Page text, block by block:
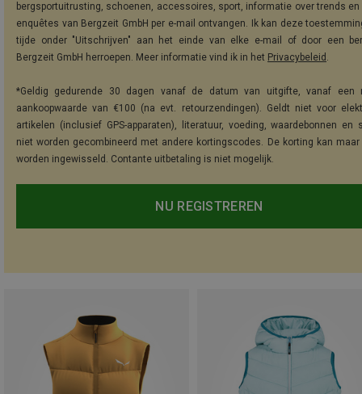
bergsportuitrusting, schoenen, accessoires, sport, informatie over trends
enquêtes van Bergzeit GmbH per e-mail ontvangen. Ik kan deze
tijde onder "Uitschrijven" aan het einde van elke e-mail of door een
Bergzeit GmbH herroepen. Meer informatie vind ik in het Privacybeleid .
*Geldig gedurende 30 dagen vanaf de datum van uitgifte, vanaf een
aankoopwaarde van €100 (na evt. retourzendingen). Geldt niet voor
artikelen (inclusief GPS-apparaten), literatuur, voeding, waardebonnen en
niet worden gecombineerd met andere kortingscodes. De korting kan maar
worden ingewisseld. Contante uitbetaling is niet mogelijk.
NU REGISTREREN